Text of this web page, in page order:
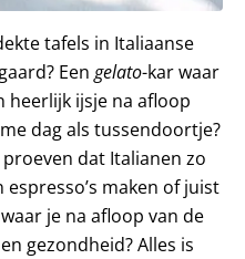
tafels in Italiaanse
Eengelato-kar waar
heerlijk ijsje na afloop
dag als tussendoortje?
dat Italianen zo
espresso’s maken of juist
je na afloop van de
gezondheid? Alles is